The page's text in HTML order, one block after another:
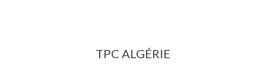
TPC ALGÉRIE